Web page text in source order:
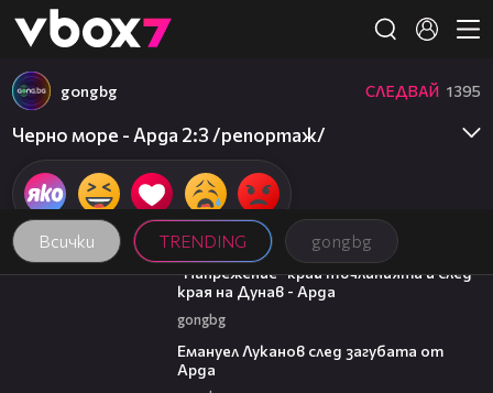
👾
Всички TRENDING gongbg
gongbg СЛЕДВАЙ 1395
Черно море - Арда 2:3 /репортаж/
00:37
"Напрежение" край тъчлинията и след
края на Дунав - Арда
gongbg
Емануел Луканов след загубата от
Арда